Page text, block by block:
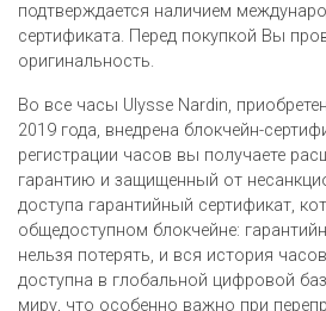
подтверждается наличием
сертификата. Перед покупкой Вы
оригинальность.
Во все часы Ulysse Nardin,
2019 года, внедрена блокчейн-
регистрации часов вы получаете
гарантию и защищенный от
доступа гарантийный сертификат,
общедоступном блокчейне:
нельзя потерять, и вся история
доступна в глобальной цифровой
миру, что особенно важно при